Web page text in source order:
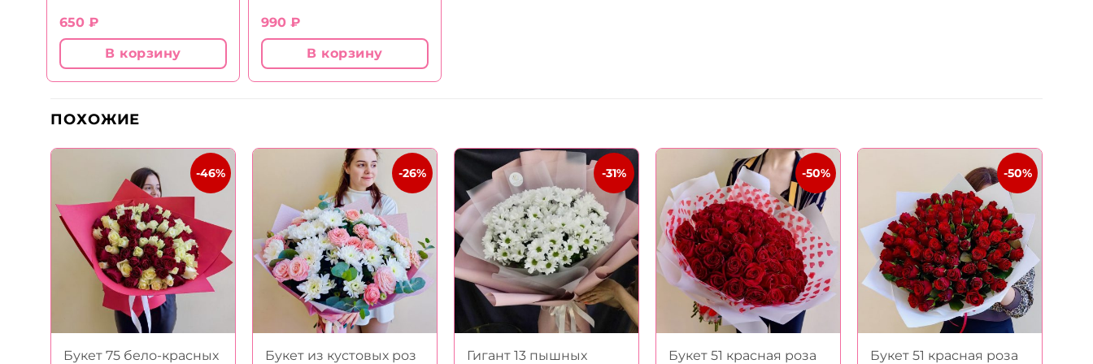
650 ₽
В корзину
990 ₽
В корзину
ПОХОЖИЕ
-46%
Букет 75 бело-красных
-26%
Букет из кустовых роз
-31%
Гигант 13 пышных
-50%
Букет 51 красная роза
-50%
Букет 51 красная роза